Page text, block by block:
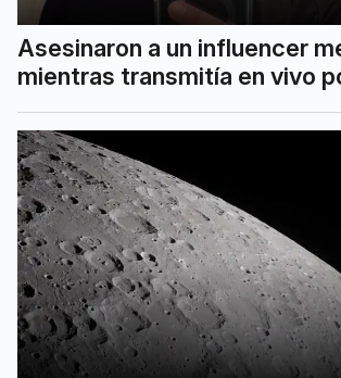
Asesinaron a un influencer
mientras transmitía en vivo